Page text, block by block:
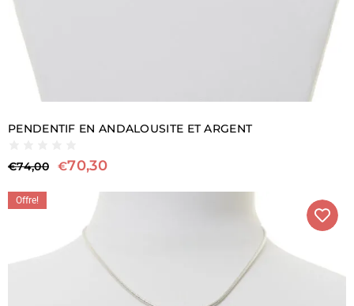
PENDENTIF EN ANDALOUSITE ET ARGENT
€74,00 €70,30
Offre!